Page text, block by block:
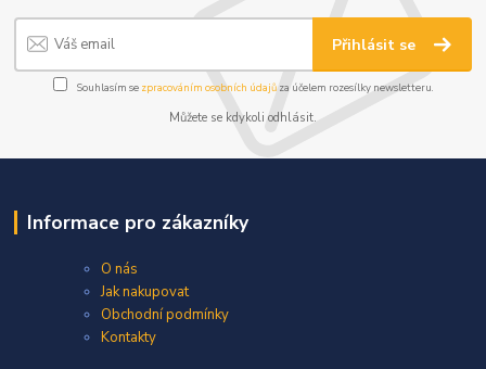
Přihlásit se
Souhlasím se zpracováním osobních údajůza účelem rozesílky newsletteru.
Můžete se kdykoli odhlásit.
Informace pro zákazníky
O nás
Jak nakupovat
Obchodní podmínky
Kontakty